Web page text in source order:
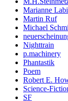
Marianne
Martin Ruf
Michael
Nighttrain
p.machinery
Phantastik
Poem
Robert E.
Science-
SF